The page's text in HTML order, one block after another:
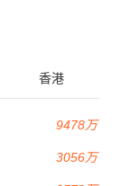
香港
9478万
3056万
123分钟
朝圣之路